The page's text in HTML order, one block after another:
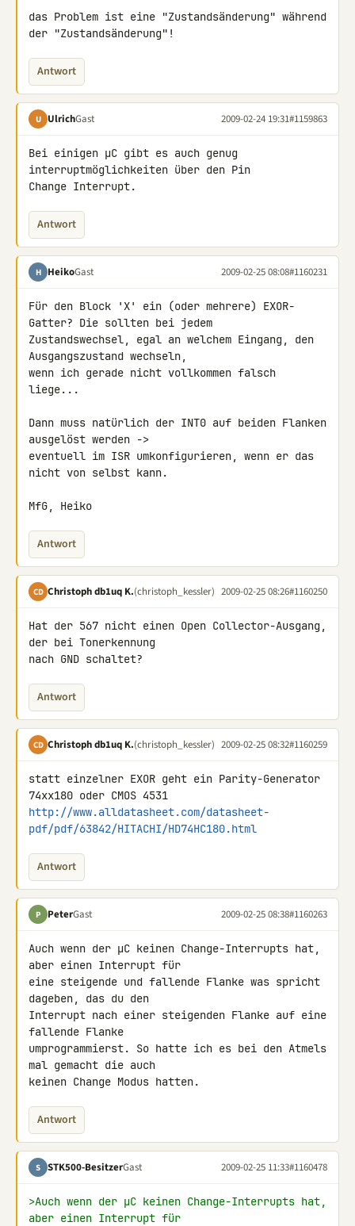
das Problem ist eine "Zustandsänderung" während
der "Zustandsänderung"!
Antwort
U UlrichGast 2009-02-24 19:31#1159863
Bei einigen µC gibt es auch genug
interruptmöglichkeiten über den Pin
Change Interrupt.
Antwort
H HeikoGast 2009-02-25 08:08#1160231
Für den Block 'X' ein (oder mehrere) EXOR-
Gatter? Die sollten bei jedem
Zustandswechsel, egal an welchem Eingang, den
Ausgangszustand wechseln,
wenn ich gerade nicht vollkommen falsch
liege...
Dann muss natürlich der INT0 auf beiden Flanken
ausgelöst werden ->
eventuell im ISR umkonfigurieren, wenn er das
nicht von selbst kann.
MfG, Heiko
Antwort
CD Christoph db1uq K.(christoph_kessler) 2009-02-25 08:26#1160250
Hat der 567 nicht einen Open Collector-Ausgang,
der bei Tonerkennung
nach GND schaltet?
Antwort
CD Christoph db1uq K.(christoph_kessler) 2009-02-25 08:32#1160259
statt einzelner EXOR geht ein Parity-Generator
http://www.alldatasheet.com/datasheet-
pdf/pdf/63842/HITACHI/HD74HC180.html
Antwort
P PeterGast 2009-02-25 08:38#1160263
Auch wenn der µC keinen Change-Interrupts hat,
aber einen Interrupt für
eine steigende und fallende Flanke was spricht
dageben, das du den
Interrupt nach einer steigenden Flanke auf eine
fallende Flanke
umprogrammierst. So hatte ich es bei den Atmels
mal gemacht die auch
keinen Change Modus hatten.
Antwort
S STK500-BesitzerGast 2009-02-25 11:33#1160478
>Auch wenn der µC keinen Change-Interrupts hat,
aber einen Interrupt für